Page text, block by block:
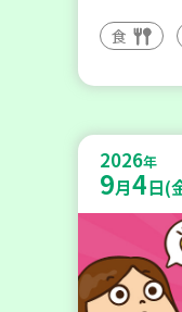
食
2026年
9月4日(